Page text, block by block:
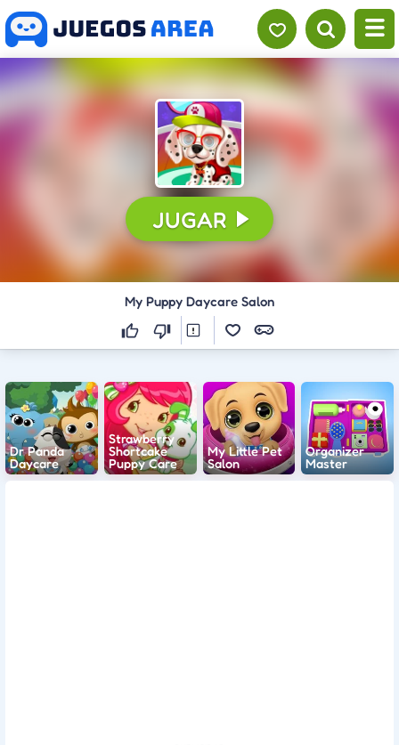
JUGAR
My Puppy Daycare Salon
Dr Panda
Daycare
Strawberry
Shortcake
Puppy Care
My Little Pet
Salon
Organizer
Master